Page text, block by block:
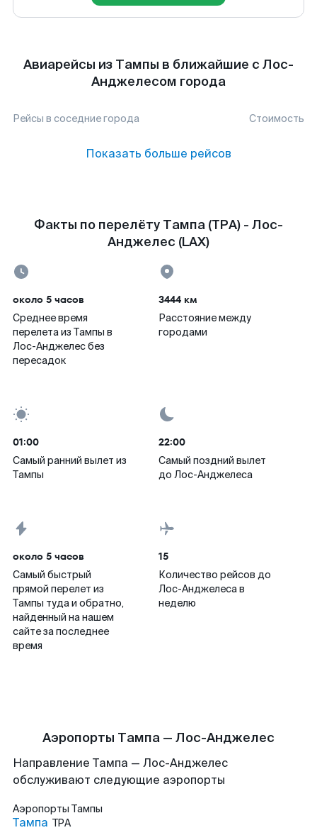
Авиарейсы из Тампы в ближайшие с Лос-
Анджелесом города
Рейсы в соседние города Стоимость
Показать больше рейсов
Факты по перелёту Тампа (TPA) - Лос-
Анджелес (LAX)
около 5 часов
Среднее время
перелета из Тампы в
Лос-Анджелес без
пересадок
3444 км
Расстояние между
городами
01:00
Самый ранний вылет из
Тампы
22:00
Самый поздний вылет
до Лос-Анджелеса
около 5 часов
Самый быстрый
прямой перелет из
Тампы туда и обратно,
найденный на нашем
сайте за последнее
время
15
Количество рейсов до
Лос-Анджелеса в
неделю
Аэропорты Тампа — Лос-Анджелес
Направление Тампа — Лос-Анджелес
обслуживают следующие аэропорты
Аэропорты Тампы
Тампа TPA